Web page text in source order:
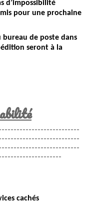
d’impossibilité
pour une prochaine
bureau de poste dans
seront à la
cachés